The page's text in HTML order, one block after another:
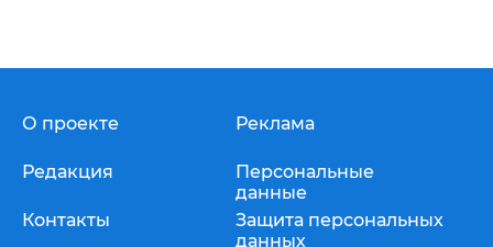
О проекте
Редакция
Контакты
Реклама
Персональные
данные
Защита персональных
данных